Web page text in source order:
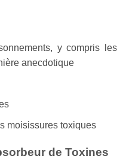
y compris les
anecdotique
moisissures toxiques
de Toxines